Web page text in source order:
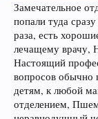
Замечательное
попали туда
раза, есть
лечащему врачу,
Настоящий
вопросов обычно
детям, к любой
отделением,